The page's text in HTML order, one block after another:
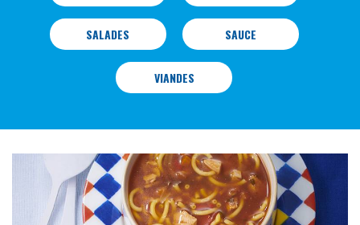
SALADES SAUCE
VIANDES